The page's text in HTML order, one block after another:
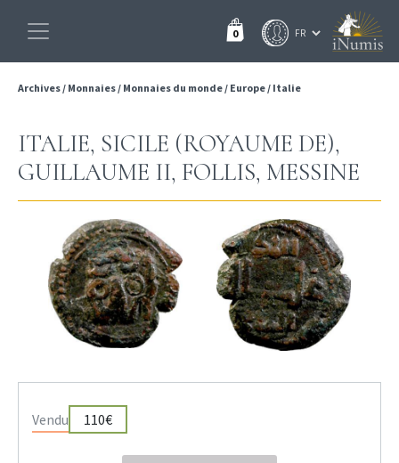
0
Archives/ Monnaies/ Monnaies du monde/ Europe/ Italie
ITALIE, SICILE (ROYAUME DE),
GUILLAUME II, FOLLIS, MESSINE
Vendu 110€